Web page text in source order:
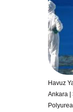
Havuz
Ankara |